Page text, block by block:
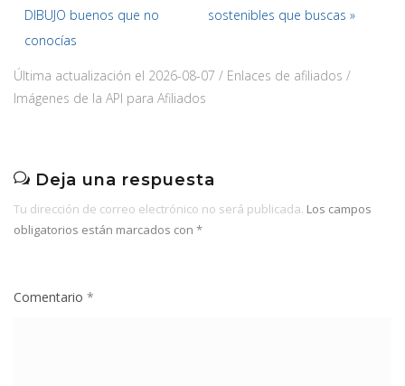
DIBUJO buenos que no
conocías
sostenibles que buscas »
Última actualización el 2026-08-07 / Enlaces de afiliados /
Imágenes de la API para Afiliados
Deja una respuesta
Tu dirección de correo electrónico no será publicada. Los campos
obligatorios están marcados con *
Comentario *